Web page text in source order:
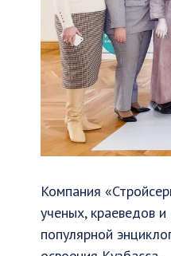
Компания
ученых, краеведов
популярной